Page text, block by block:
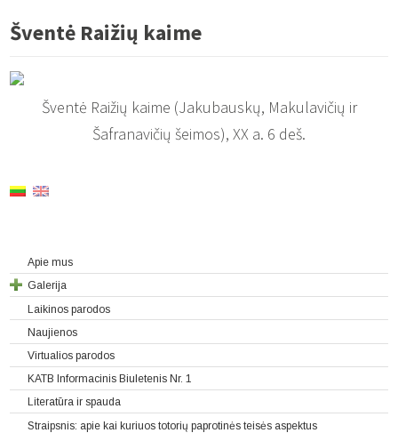
Šventė Raižių kaime
Šventė Raižių kaime (Jakubauskų, Makulavičių ir
Šafranavičių šeimos), XX a. 6 deš.
Apie mus
Galerija
Laikinos parodos
Naujienos
Virtualios parodos
KATB Informacinis Biuletenis Nr. 1
Literatūra ir spauda
Straipsnis: apie kai kuriuos totorių paprotinės teisės aspektus